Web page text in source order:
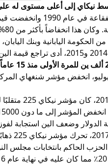
مستوى له على الإطلاق في 29 ديسمبر 1989 عندما وصل إلى أعلى
اليابانية وبنك اليابان، لكن المؤشر ظل أقل
في عام
الدولار وضعف الين استجابة